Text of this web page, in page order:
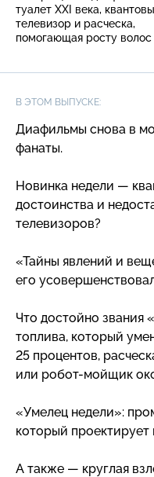
туалет XXI века,
телевизор и расческа,
помогающая росту волос
В ЭТОМ ВЫПУСКЕ:
Диафильмы снова в
фанаты.
Новинка недели —
достоинства и
телевизоров?
«Тайны явлений и
его
Что достойно звания
топлива, который
25 процентов,
или робот-мойщик
«Умелец недели»:
который
А также — круглая